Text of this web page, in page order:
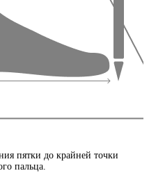
пятки до крайней точки
пальца.